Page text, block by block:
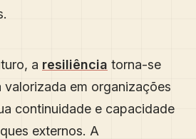
a resiliência torna-se
valorizada em organizações
continuidade e capacidade
externos. A